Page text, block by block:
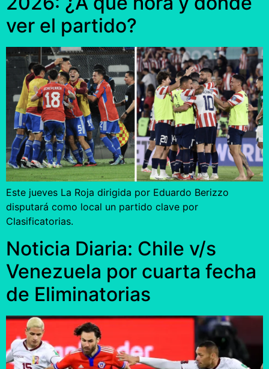
ver el partido?
Este jueves La Roja dirigida por Eduardo Berizzo
disputará como local un partido clave por
Clasificatorias.
Noticia Diaria: Chile v/s
Venezuela por cuarta fecha
de Eliminatorias